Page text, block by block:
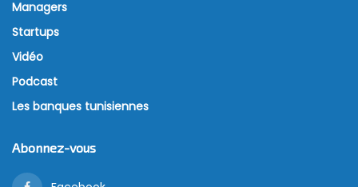
Managers
Startups
Vidéo
Podcast
Les banques tunisiennes
Abonnez-vous